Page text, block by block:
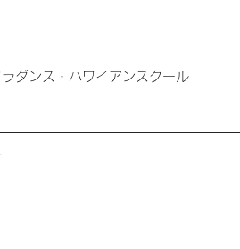
のフラダンス・ハワイアンスクー